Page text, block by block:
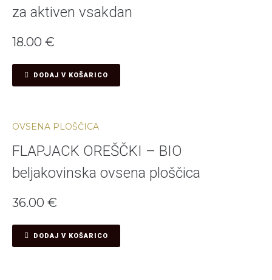
za aktiven vsakdan
18.00 €
DODAJ V KOŠARICO
OVSENA PLOŠČICA
FLAPJACK OREŠČKI – BIO
beljakovinska ovsena ploščica
36.00 €
DODAJ V KOŠARICO